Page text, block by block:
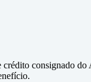
consignado